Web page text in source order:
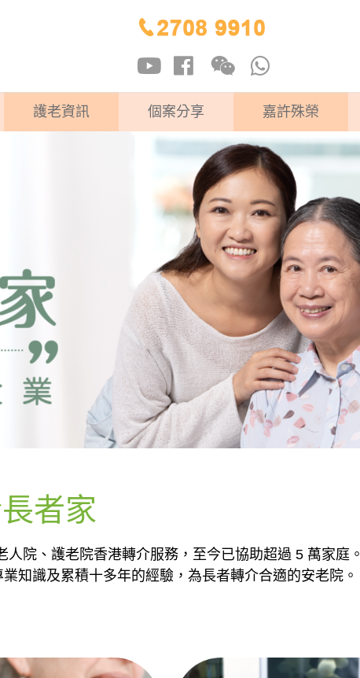
護老資訊 個案分享 嘉許殊榮
者家
院、護老院香港轉介服務，至今已協助超過 5 萬家庭。
知識及累積十多年的經驗，為長者轉介合適的安老院。